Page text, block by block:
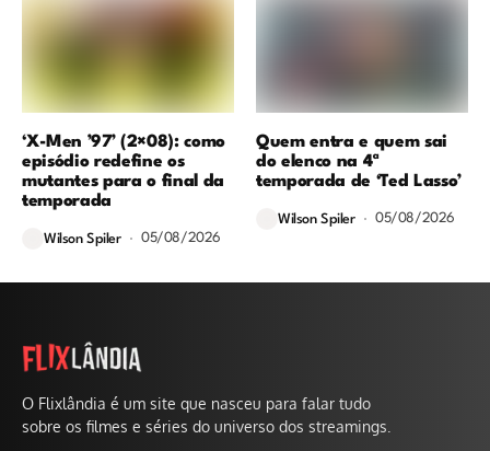
‘X-Men ’97’ (2×08): como
episódio redefine os
mutantes para o final da
temporada
Wilson Spiler 05/08/2026
Quem entra e quem sai
do elenco na 4ª
temporada de ‘Ted Lasso’
Wilson Spiler 05/08/2026
O Flixlândia é um site que nasceu para falar tudo
sobre os filmes e séries do universo dos streamings.